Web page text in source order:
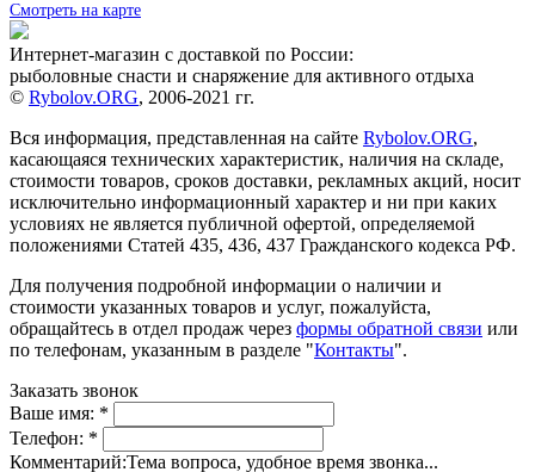
Смотреть на карте
Интернет-магазин с доставкой по России:
рыболовные снасти и снаряжение для активного отдыха
© Rybolov.ORG, 2006-2021 гг.
Вся информация, представленная на сайте Rybolov.ORG,
касающаяся технических характеристик, наличия на складе,
стоимости товаров, сроков доставки, рекламных акций, носит
исключительно информационный характер и ни при каких
условиях не является публичной офертой, определяемой
положениями Статей 435, 436, 437 Гражданского кодекса РФ.
Для получения подробной информации о наличии и
стоимости указанных товаров и услуг, пожалуйста,
обращайтесь в отдел продаж через формы обратной связи или
по телефонам, указанным в разделе "Контакты".
Заказать звонок
Ваше имя: *
Телефон: *
Комментарий:Тема вопроса, удобное время звонка...